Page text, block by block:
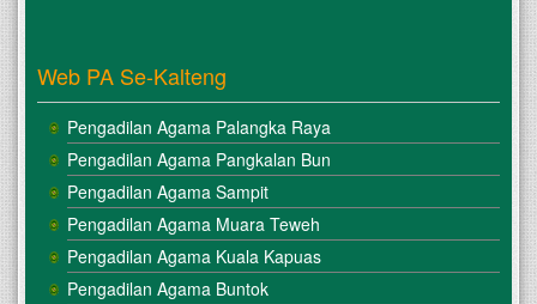
Web PA Se-Kalteng
Pengadilan Agama Palangka Raya
Pengadilan Agama Pangkalan Bun
Pengadilan Agama Sampit
Pengadilan Agama Muara Teweh
Pengadilan Agama Kuala Kapuas
Pengadilan Agama Buntok